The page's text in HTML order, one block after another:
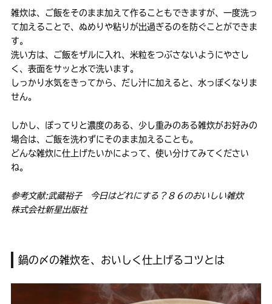
雑炊は、ご飯をそのまま加えて作ることもできますが、一度洗っ
て加えることで、ぬめりや粘りが出過ぎるのを防ぐことができま
す。
洗い方は、ご飯をザルに入れ、米粒をつぶさないようにやさし
く、表面をサッと水で洗います。
しっかり水気をきってから、だし汁に加えると、水っぽくなりま
せん。
しかし、ぽってりと濃度のある、少し重みのある雑炊がお好みの
場合は、ご飯を洗わずにそのまま加えることも。
どんな雑炊に仕上げたいかによって、使い分けてみてください
ね。
参考文献:武蔵裕子 今日はどれにする？８６のおいしい雑炊
株式会社新星出版社
鍋の〆の雑炊を、おいしく仕上げるコツとは